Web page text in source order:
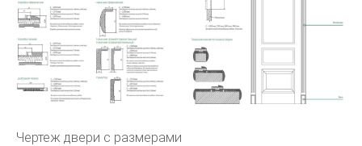
Чертеж двери с размерами